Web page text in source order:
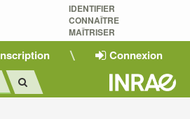
IDENTIFIER
CONNAÎTRE
MAÎTRISER
Connexion